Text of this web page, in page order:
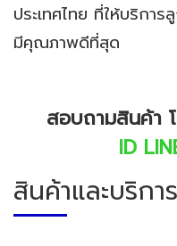
ประเทศไทย ที่ให้บริการ
มีคุณภาพดีที่สุด
สอบถามสินค้า
ID
สินค้าและบริการ